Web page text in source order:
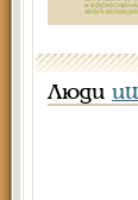
Люди